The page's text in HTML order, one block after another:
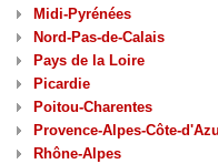
Midi-Pyrénées
Nord-Pas-de-Calais
Pays de la Loire
Picardie
Poitou-Charentes
Provence-Alpes-Côte-
Rhône-Alpes